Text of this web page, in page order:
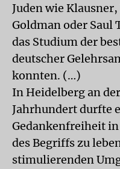
Juden wie
Goldman oder Saul
das Studium der
deutscher
konnten. (…)
In Heidelberg an
Jahrhundert durfte
Gedankenfreiheit
des Begriffs zu
stimulierenden